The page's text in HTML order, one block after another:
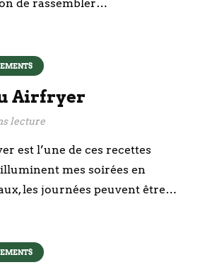
de rassembler…
Airfryer
lecture
est l’une de ces recettes
mes soirées en
les journées peuvent être…